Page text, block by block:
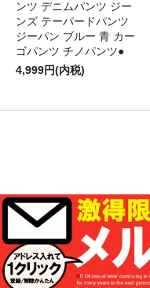
ンツ デニムパンツ ジー
ンズ テーパードパンツ
ジーパン ブルー 青 カー
ゴパンツ チノパンツ●
4,999円(内税)